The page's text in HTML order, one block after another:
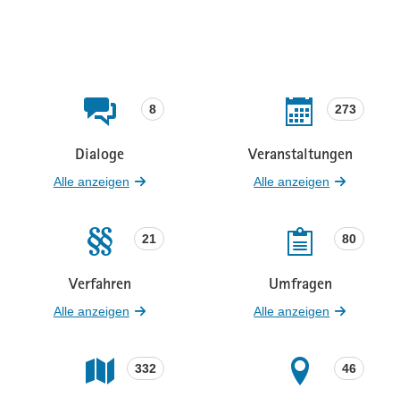
Beteiligungsformate
Dialoge
8
Beteiligungen
Alle anzeigen
Veranstaltungen
273
Beteiligungen
Alle anzeigen
Verfahren
21
Beteiligungen
Alle anzeigen
Umfragen
80
Beteiligungen
Alle anzeigen
332 46